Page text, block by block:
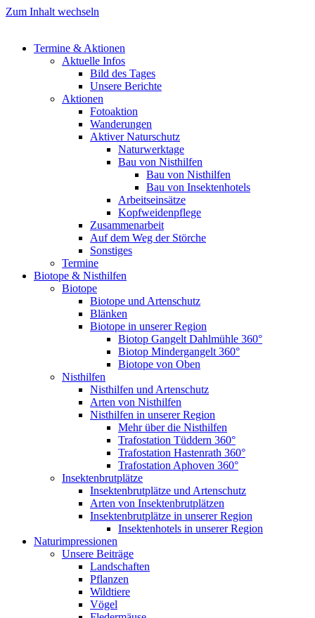
Zum Inhalt wechseln
Termine & Aktionen
Aktuelle Infos
Bild des Tages
Unsere Berichte
Aktionen
Fotoaktion
Wanderungen
Aktiver Naturschutz
Naturwerktage
Bau von Nisthilfen
Bau von Nisthilfen
Bau von Insektenhotels
Arbeitseinsätze
Kopfweidenpflege
Zusammenarbeit
Auf dem Weg der Störche
Sonstiges
Termine
Biotope & Nisthilfen
Biotope
Biotope und Artenschutz
Blänken
Biotope in unserer Region
Biotop Gangelt Dahlmühle 360°
Biotop Mindergangelt 360°
Biotope von Oben
Nisthilfen
Nisthilfen und Artenschutz
Arten von Nisthilfen
Nisthilfen in unserer Region
Mehr über die Nisthilfen
Trafostation Tüddern 360°
Trafostation Hastenrath 360°
Trafostation Aphoven 360°
Insektenbrutplätze
Insektenbrutplätze und Artenschutz
Arten von Insektenbrutplätzen
Insektenbrutplätze in unserer Region
Insektenhotels in unserer Region
Naturimpressionen
Unsere Beiträge
Landschaften
Pflanzen
Wildtiere
Vögel